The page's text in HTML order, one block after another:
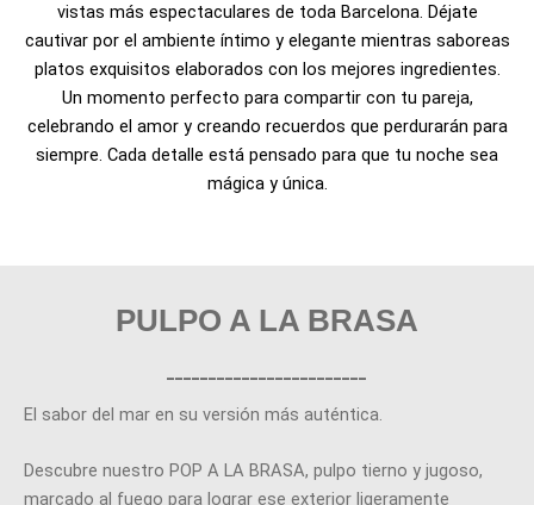
vistas más espectaculares de toda Barcelona. Déjate
cautivar por el ambiente íntimo y elegante mientras saboreas
platos exquisitos elaborados con los mejores ingredientes.
Un momento perfecto para compartir con tu pareja,
celebrando el amor y creando recuerdos que perdurarán para
siempre. Cada detalle está pensado para que tu noche sea
mágica y única.
PULPO A LA BRASA
El sabor del mar en su versión más auténtica.
Descubre nuestro POP A LA BRASA, pulpo tierno y jugoso,
marcado al fuego para lograr ese exterior ligeramente